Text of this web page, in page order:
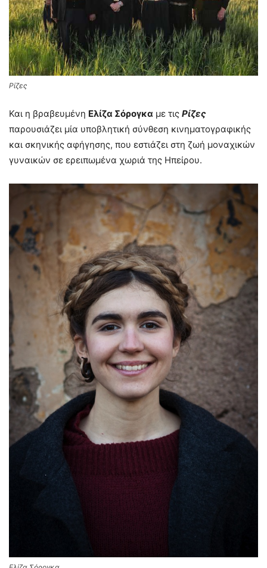
Ρίζες
Και η βραβευμένη Ελίζα Σόρογκα με τις Ρίζες
παρουσιάζει μία υποβλητική σύνθεση κινηματογραφικής
και σκηνικής αφήγησης, που εστιάζει στη ζωή μοναχικών
γυναικών σε ερειπωμένα χωριά της Ηπείρου.